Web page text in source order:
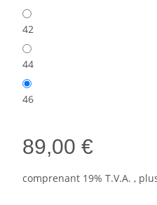
42
44
46
89,00 €
comprenant 19% T.V.A. ,